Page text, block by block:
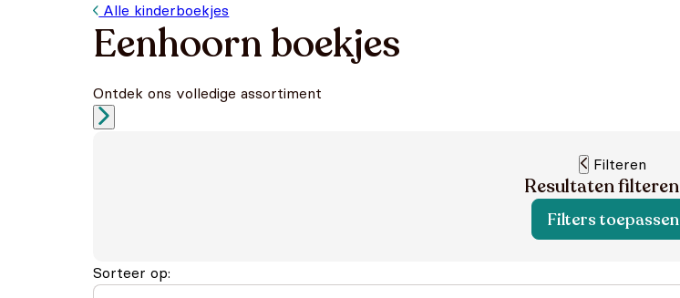
Alle kinderboekjes
Eenhoorn boekjes
Ontdek ons volledige assortiment
Filteren
Resultaten filteren
Filters toepassen
Sorteer op: